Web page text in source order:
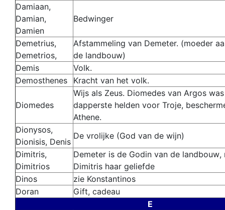
Damiaan,
Damian,
Damien
Bedwinger
Demetrius,
Demetrios,
Afstammeling van Demeter. (moeder
de landbouw)
Demis
Volk.
Demosthenes
Kracht van het volk.
Diomedes
Wijs als Zeus. Diomedes van Argos
dapperste helden voor Troje,
Athene.
Dionysos,
Dionisis, Denis
De vrolijke (God van de wijn)
Dimitris,
Dimitrios
Demeter is de Godin van de landbouw,
Dimitris haar geliefde
Dinos
zie Konstantinos
Doran
Gift, cadeau
E